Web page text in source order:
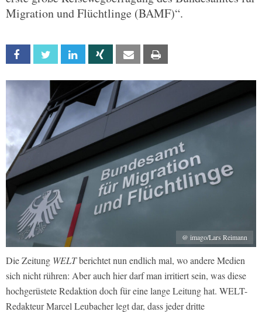
Migration und Flüchtlinge (BAMF)“.
Facebook Twitter Linkedin Xing Email
@ imago/Lars Reimann
Die Zeitung WELTberichtet nun endlich mal, wo andere Medien
sich nicht rühren: Aber auch hier darf man irritiert sein, was diese
hochgerüstete Redaktion doch für eine lange Leitung hat. WELT-
Redakteur Marcel Leubacher legt dar, dass jeder dritte